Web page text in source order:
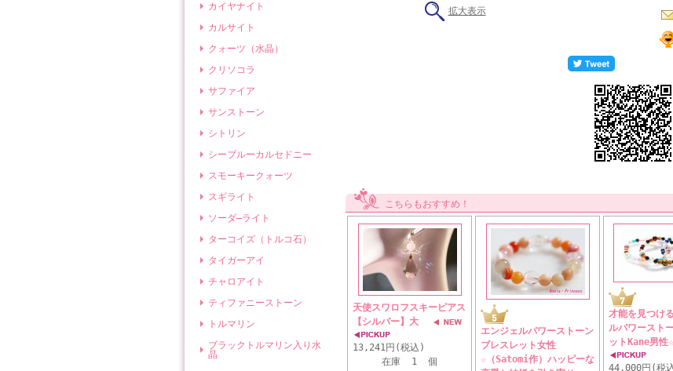
カイヤナイト
カルサイト
クォーツ（水晶）
クリソコラ
サファイア
サンストーン
シトリン
シーブルーカルセドニー
スモーキークォーツ
スギライト
ソーダ―ライト
ターコイズ（トルコ石）
タイガーアイ
チャロアイト
ティファニーストーン
トルマリン
ブラックトルマリン入り水
晶
拡大表示
こちらもおすすめ！
天使スワロフスキーピアス
【シルバー】大
13,241円(税込)
在庫 1 個
エンジェルパワーストーン
ブレスレット女性
☆（Satomi作）ハッピーな
才能を見つけ
ルパワースト
ットKane男
44,000円(税